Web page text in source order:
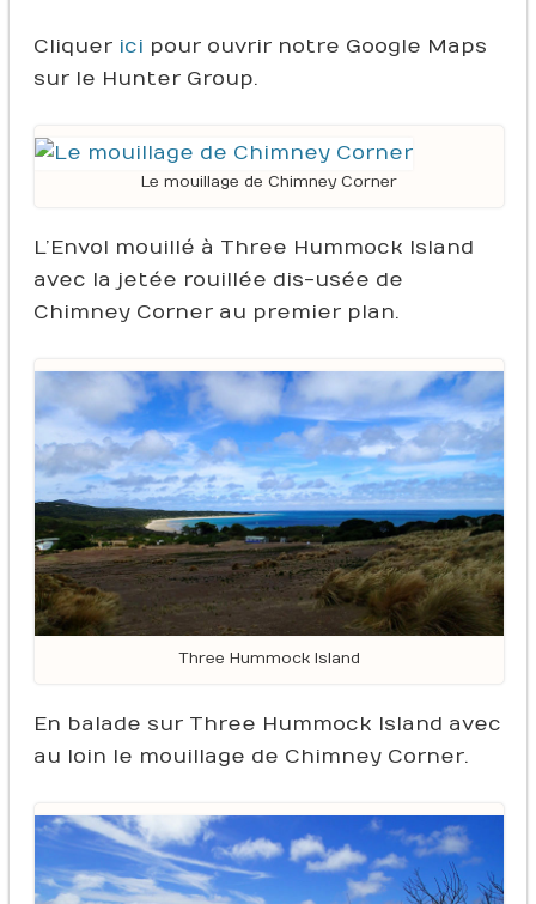
Cliquer ici pour ouvrir notre Google Maps
sur le Hunter Group.
Le mouillage de Chimney Corner
L’Envol mouillé à Three Hummock Island
avec la jetée rouillée dis-usée de
Chimney Corner au premier plan.
Three Hummock Island
En balade sur Three Hummock Island avec
au loin le mouillage de Chimney Corner.